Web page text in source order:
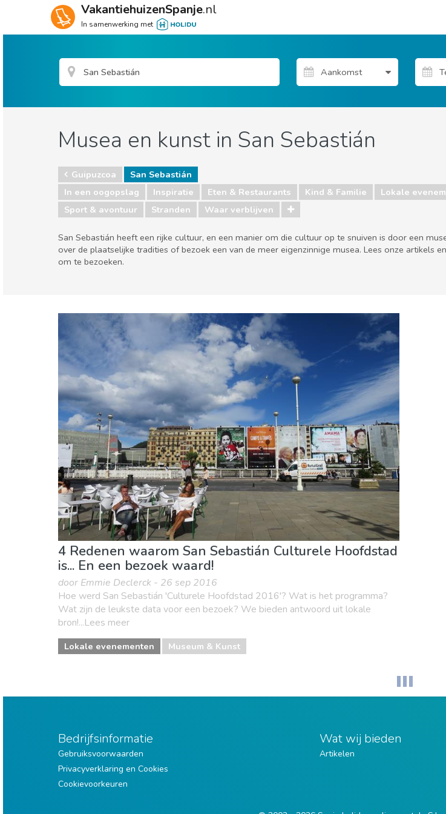
VakantiehuizenSpanje.nl
In samenwerking met
Musea en kunst in San Sebastián
Guipuzcoa
San Sebastián
In een oogopslag
Inspiratie Eten & Restaurants Kind & Familie Lokale
Sport & avontuur
Stranden Waar verblijven
San Sebastián heeft een rijke cultuur, en een manier om die cultuur op te snuiven is door een
over de plaatselijke tradities of bezoek een van de meer eigenzinnige musea. Lees onze artikels
om te bezoeken.
Eten & Restaurants
Kind & Familie Lokale evenementen Museum & Kunst
Waar verblijven
4 Redenen waarom San Sebastián Culturele Hoofdstad
is... En een bezoek waard!
door Emmie Declerck - 26 sep 2016
Hoe werd San Sebastián 'Culturele Hoofdstad 2016'? Wat is het programma?
Wat zijn de leukste data voor een bezoek? We bieden antwoord uit lokale
bron!...Lees meer
Lokale evenementen Museum & Kunst
Bedrijfsinformatie
Gebruiksvoorwaarden
Privacyverklaring en Cookies
Cookievoorkeuren
Wat wij bieden
Artikelen